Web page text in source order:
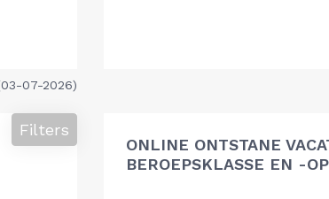
07-2026)
Filters
ONLINE ONTSTANE
BEROEPSKLASSE EN -